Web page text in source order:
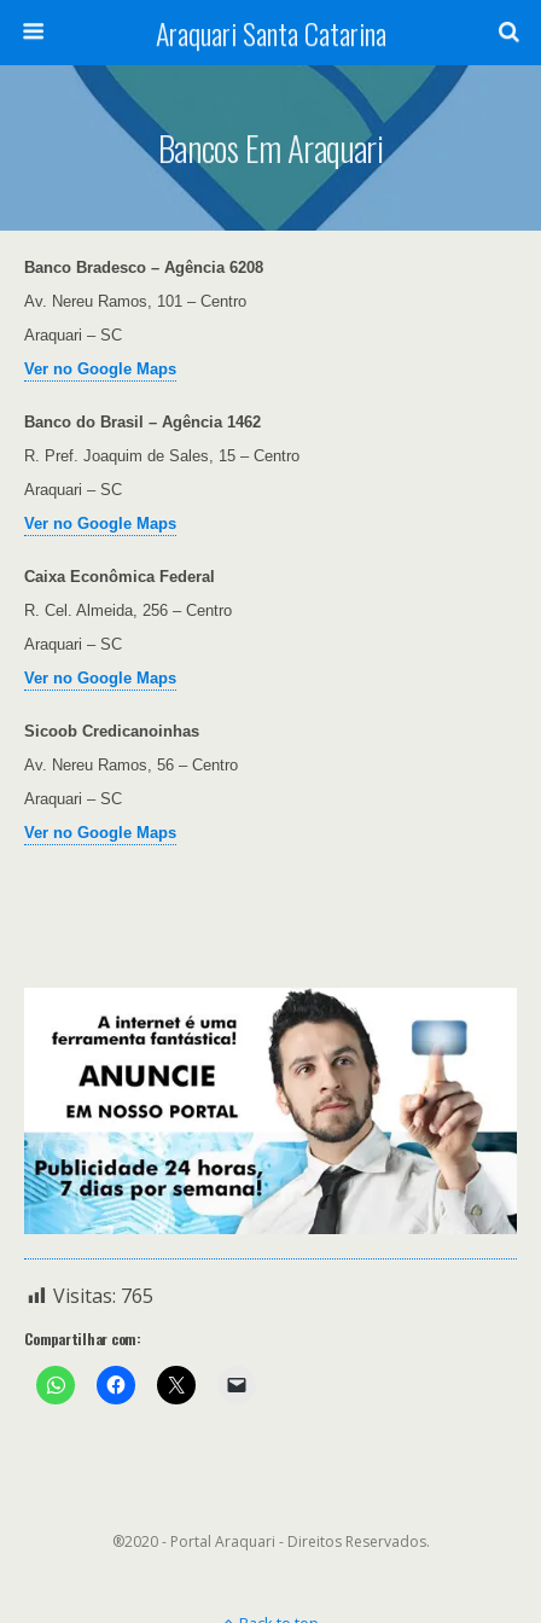
Araquari Santa Catarina
Bancos Em Araquari
Banco Bradesco – Agência 6208
Av. Nereu Ramos, 101 – Centro
Araquari – SC
Ver no Google Maps
Banco do Brasil – Agência 1462
R. Pref. Joaquim de Sales, 15 – Centro
Araquari – SC
Ver no Google Maps
Caixa Econômica Federal
R. Cel. Almeida, 256 – Centro
Araquari – SC
Ver no Google Maps
Sicoob Credicanoinhas
Av. Nereu Ramos, 56 – Centro
Araquari – SC
Ver no Google Maps
Visitas: 765
Compartilhar com:
®2020 - Portal Araquari - Direitos Reservados.